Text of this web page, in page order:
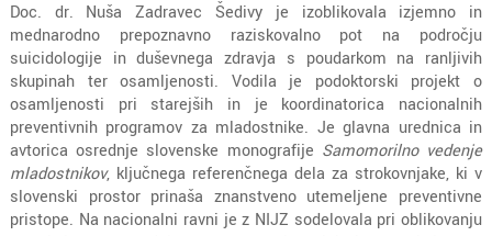
Doc. dr. Nuša Zadravec Šedivy je izoblikovala izjemno in
mednarodno prepoznavno raziskovalno pot na področju
suicidologije in duševnega zdravja s poudarkom na ranljivih
skupinah ter osamljenosti. Vodila je podoktorski projekt o
osamljenosti pri starejših in je koordinatorica nacionalnih
preventivnih programov za mladostnike. Je glavna urednica in
avtorica osrednje slovenske monografije Samomorilno vedenje
mladostnikov, ključnega referenčnega dela za strokovnjake, ki v
slovenski prostor prinaša znanstveno utemeljene preventivne
pristope. Na nacionalni ravni je z NIJZ sodelovala pri oblikovanju